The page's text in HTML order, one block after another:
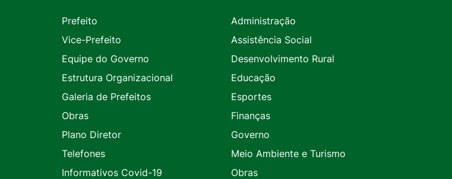
Prefeito
Vice-Prefeito
Equipe do Governo
Estrutura Organizacional
Galeria de Prefeitos
Obras
Plano Diretor
Telefones
Informativos Covid-19
Administração
Assistência Social
Desenvolvimento Rural
Educação
Esportes
Finanças
Governo
Meio Ambiente e Turismo
Obras